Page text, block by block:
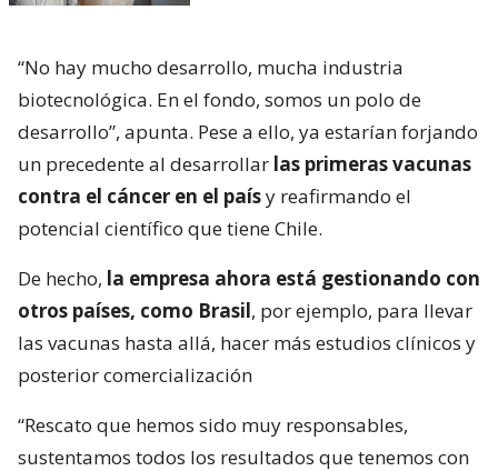
“No hay mucho desarrollo, mucha industria
biotecnológica. En el fondo, somos un polo de
desarrollo”, apunta. Pese a ello, ya estarían forjando
un precedente al desarrollar las primeras vacunas
contra el cáncer en el paísy reafirmando el
potencial científico que tiene Chile.
De hecho, la empresa ahora está gestionando con
otros países, como Brasil, por ejemplo, para llevar
las vacunas hasta allá, hacer más estudios clínicos y
posterior comercialización
“Rescato que hemos sido muy responsables,
sustentamos todos los resultados que tenemos con